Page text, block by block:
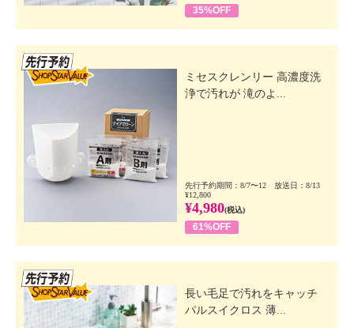
35%OFF
ミセスクレンリー 高濃度洗
浄で汚れが 滝のよ...
先行予約期間：8/7〜12 放送日：8/13
¥12,800
¥4,980(税込)
61%OFF
長い毛足で汚れをキャッチ
パルスイクロス 薄...